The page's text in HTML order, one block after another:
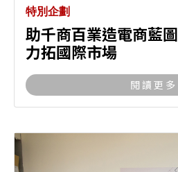
特別企劃
助千商百業造電商藍圖
力拓國際市場
閱 讀 更 多